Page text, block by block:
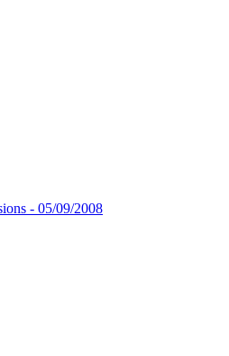
- 05/09/2008